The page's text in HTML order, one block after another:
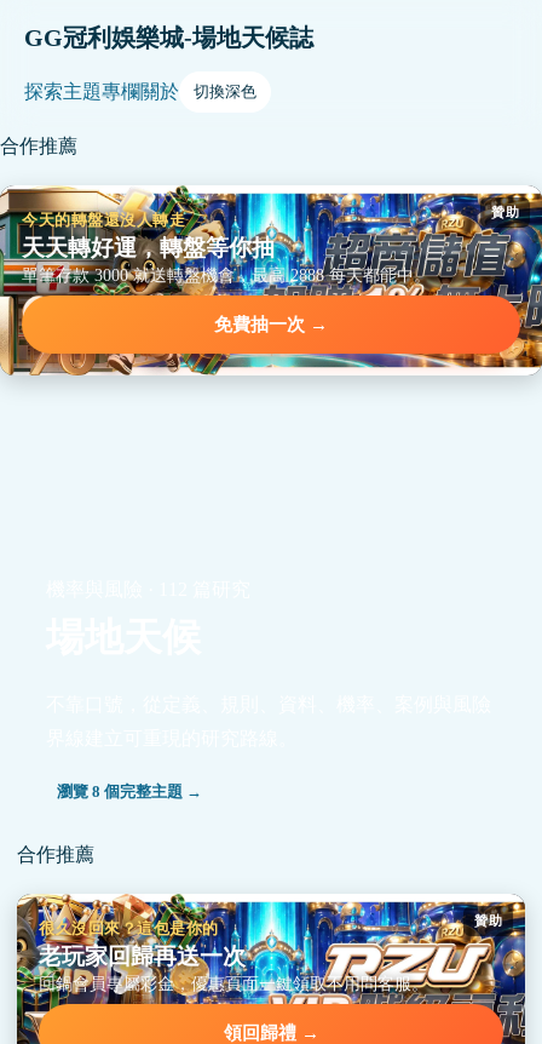
GG冠利娛樂城-場地天候誌
探索主題專欄關於 切換深色
合作推薦
贊助
今天的轉盤還沒人轉走
天天轉好運，轉盤等你抽
單筆存款 3000 就送轉盤機會，最高 2888 每天都能中。
免費抽一次 →
瀏覽 8 個完整主題 →
合作推薦
贊助
很久沒回來？這包是你的
老玩家回歸再送一次
回鍋會員專屬彩金，優惠頁面一鍵領取不用問客服。
領回歸禮 →